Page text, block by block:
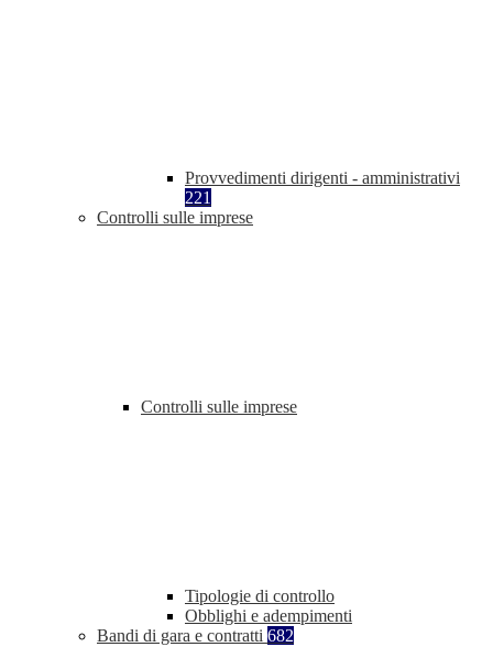
Provvedimenti dirigenti - amministrativi
221
Controlli sulle imprese
Controlli sulle imprese
Tipologie di controllo
Obblighi e adempimenti
Bandi di gara e contratti 682